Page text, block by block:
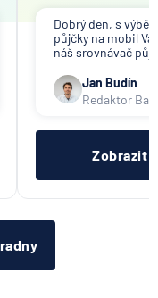
Dobrý den, s
půjčky na mobil
náš srovnávač
půjček. Pro získání
nákupu na
dostatečný
Jan Budín
Redaktor
Zobrazit